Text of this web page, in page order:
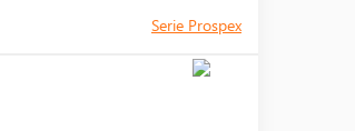
Serie Prospex